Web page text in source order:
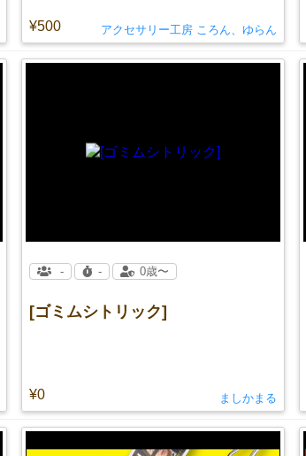
¥500 アクセサリー工房 ころん、ゆらん
[ゴミムシトリック]
¥0
- - 0歳〜
ましかまる